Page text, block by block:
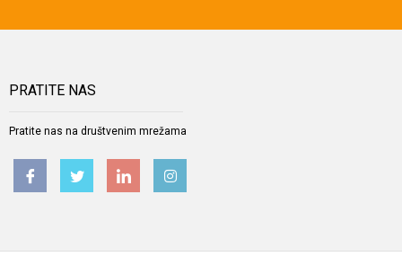
PRATITE NAS
Pratite nas na društvenim mrežama